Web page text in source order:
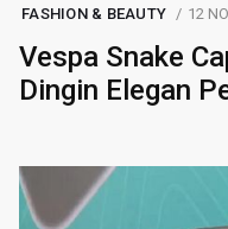
FASHION & BEAUTY 12
Vespa Snake
Dingin Elegan